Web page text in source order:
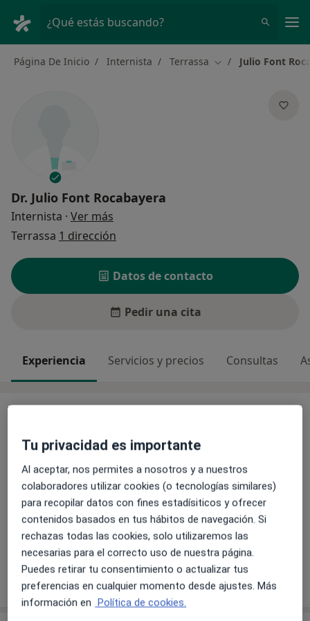
¿Qué estás buscando?
Página De Inicio Internista Terrassa Cambiar de ciudad
Julio Font
Dr. Julio Font Rocabayera
Internista · Ver más
Terrassa 1 dirección
Datos de contacto
Pedir una cita
Experiencia Servicios y precios Consultas
Extrahospitalaria
Riesgo vascular
Principales enfermedades tratadas
Anemia EPOC
Hipercolesterolemia
Diabetes tipo 2
Dislipidemia +1
Mostrar más detalles
sobre la experiencia
Tu privacidad es importante
Al aceptar, nos permites a nosotros y a nuestros
colaboradores utilizar cookies (o tecnologías similares)
para recopilar datos con fines estadísiticos y ofrecer
contenidos basados en tus hábitos de navegación. Si
rechazas todas las cookies, solo utilizaremos las
necesarias para el correcto uso de nuestra página.
Puedes retirar tu consentimiento o actualizar tus
preferencias en cualquier momento desde ajustes. Más
información en Política de cookies.